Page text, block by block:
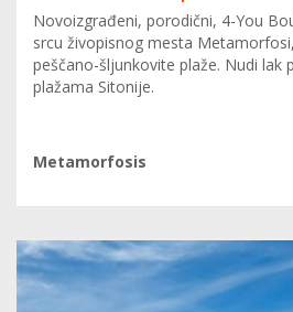
Novoizgrađeni, porodični, 4-You
srcu živopisnog mesta
peščano-šljunkovite plaže. Nudi lak
plažama Sitonije.
Metamorfosis